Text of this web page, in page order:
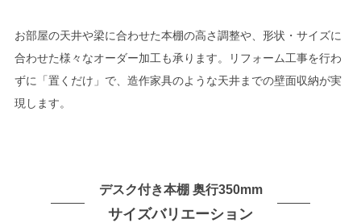
お部屋の天井や梁に合わせた本棚の高さ調整や、形状・サイズに
合わせた様々なオーダー加工も承ります。リフォーム工事を行わ
ずに「置くだけ」で、造作家具のような天井までの壁面収納が実
現します。
デスク付き本棚 奥行350mm
サイズバリエーション